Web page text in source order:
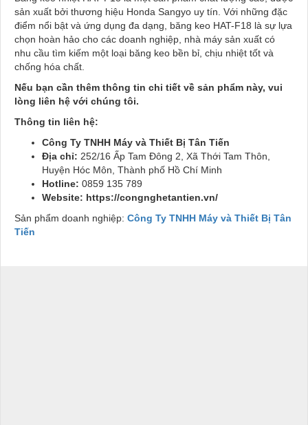
sản xuất bởi thương hiệu Honda Sangyo uy tín. Với những đặc
điểm nổi bật và ứng dụng đa dạng, băng keo HAT-F18 là sự lựa
chọn hoàn hảo cho các doanh nghiệp, nhà máy sản xuất có
nhu cầu tìm kiếm một loại băng keo bền bỉ, chịu nhiệt tốt và
chống hóa chất.
Nếu bạn cần thêm thông tin chi tiết về sản phẩm này, vui
lòng liên hệ với chúng tôi.
Thông tin liên hệ:
Công Ty TNHH Máy và Thiết Bị Tân Tiến
Địa chỉ: 252/16 Ấp Tam Đông 2, Xã Thới Tam Thôn,
Huyện Hóc Môn, Thành phố Hồ Chí Minh
Hotline: 0859 135 789
Website: https://congnghetantien.vn/
Sản phẩm doanh nghiệp: Công Ty TNHH Máy và Thiết Bị Tân
Tiến